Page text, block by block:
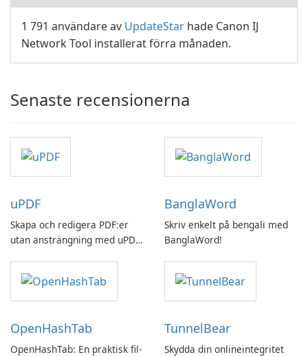
1 791 användare av UpdateStar hade Canon IJ
Network Tool installerat förra månaden.
Senaste recensionerna
uPDF
Skapa och redigera PDF:er
utan ansträngning med uPDF
BanglaWord
Skriv enkelt på bengali med
BanglaWord!
OpenHashTab
OpenHashTab: En praktisk fil-
TunnelBear
Skydda din onlineintegritet